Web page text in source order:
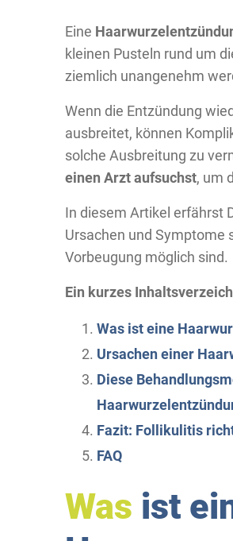
Eine
kleinen Pusteln rund um
ziemlich unangenehm
Wenn die Entzündung
ausbreitet, können
solche Ausbreitung zu
einen Arzt aufsuchst, um
In diesem Artikel erfährst
Ursachen und Symptome
Vorbeugung möglich sind.
Ein kurzes
Was ist eine
Ursachen einer
Diese
Fazit: Follikulitis
FAQ
Was ist